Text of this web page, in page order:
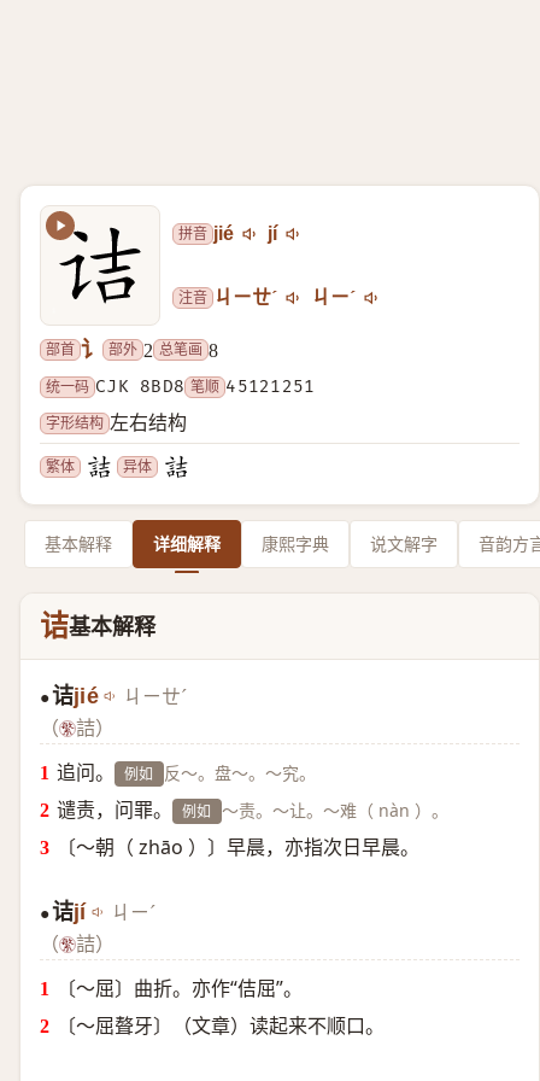
拼音 jié jí
注音 ㄐㄧㄝˊ ㄐㄧˊ
部首 讠 部外 2 总笔画 8
统一码 CJK 8BD8 笔顺 45121251
字形结构 左右结构
繁体 异体
基本解释 详细解释 康熙字典 说文解字 音韵方
诘基本解释
●诘jié ㄐㄧㄝˊ
（
詰）
追问。
例如 反～。盘～。～究。
谴责，问罪。 例如 ～责。～让。～难（ nàn ）。
〔～朝（ zhāo ）〕早晨，亦指次日早晨。
●诘jí ㄐㄧˊ
（
詰）
〔～屈〕曲折。亦作“佶屈”。
〔～屈聱牙〕（文章）读起来不顺口。